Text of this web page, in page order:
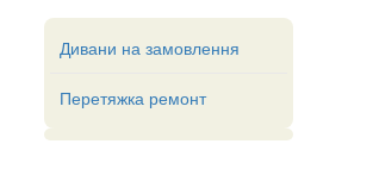
Дивани на замовлення
Перетяжка ремонт